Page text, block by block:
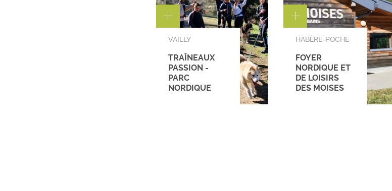
VAILLY
TRAÎNEAUX
PASSION -
PARC
NORDIQUE
HABÈRE-POCHE
FOYER
NORDIQUE ET
DE LOISIRS
DES MOISES